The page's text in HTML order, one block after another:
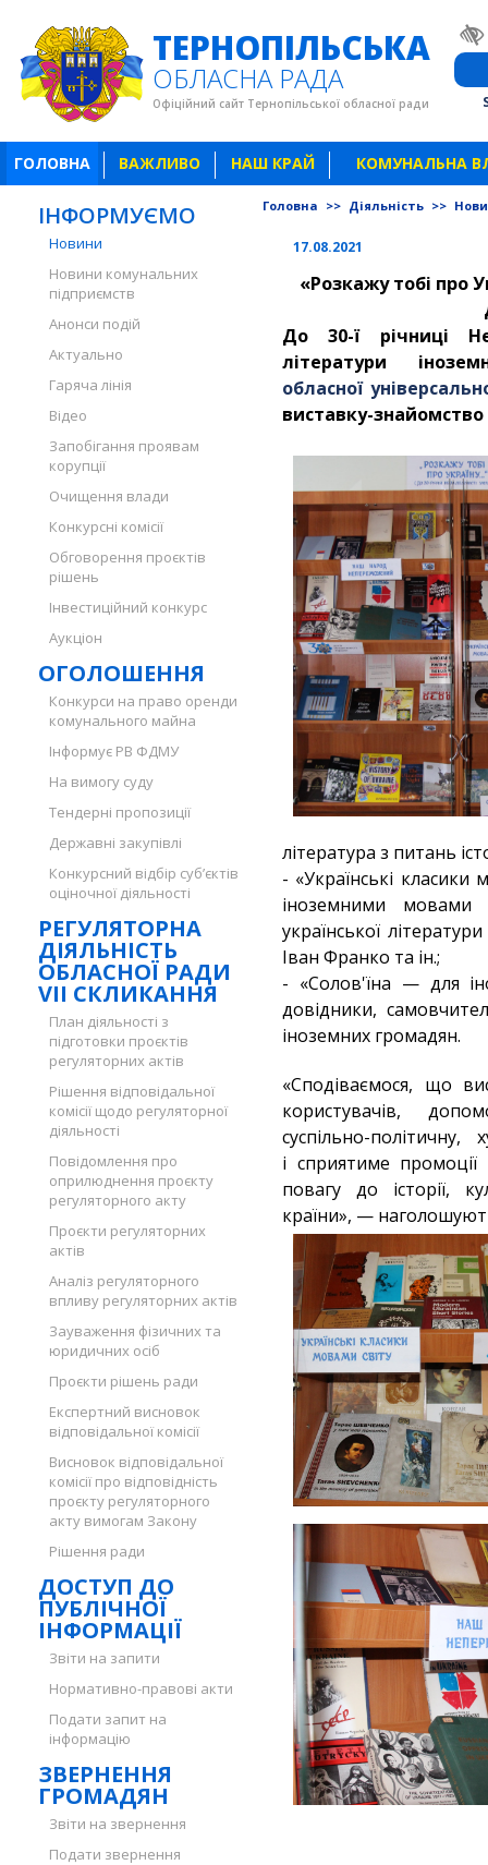
ТЕРНОПІЛЬСЬКА
ОБЛАСНА РАДА
Офіційний сайт Тернопільської обласної ради
ГОЛОВНА ВАЖЛИВО НАШ КРАЙ КОМУНАЛЬНА
ІНФОРМУЄМО
Новини
Новини комунальних
підприємств
Анонси подій
Актуально
Гаряча лінія
Відео
Запобігання проявам
корупції
Очищення влади
Конкурсні комісії
Обговорення проєктів
рішень
Інвестиційний конкурс
Аукціон
ОГОЛОШЕННЯ
Конкурси на право оренди
комунального майна
Інформує РВ ФДМУ
На вимогу суду
Тендерні пропозиції
Державні закупівлі
Конкурсний відбір суб’єктів
оціночної діяльності
РЕГУЛЯТОРНА
ДІЯЛЬНІСТЬ
ОБЛАСНОЇ РАДИ
VII СКЛИКАННЯ
План діяльності з
підготовки проєктів
регуляторних актів
Рішення відповідальної
комісії щодо регуляторної
діяльності
Повідомлення про
оприлюднення проєкту
регуляторного акту
Проєкти регуляторних
актів
Аналіз регуляторного
впливу регуляторних актів
Зауваження фізичних та
юридичних осіб
Проєкти рішень ради
Експертний висновок
відповідальної комісії
Висновок відповідальної
комісії про відповідність
проєкту регуляторного
акту вимогам Закону
Рішення ради
ДОСТУП ДО
ПУБЛІЧНОЇ
ІНФОРМАЦІЇ
Звіти на запити
Нормативно-правові акти
Подати запит на
інформацію
ЗВЕРНЕННЯ
ГРОМАДЯН
Звіти на звернення
Подати звернення
Головна >> Діяльність >>
17.08.2021
«Розкажу тобі про
До 30-ї річниці
літератури
обласної
виставку-
література з питань
- «Українські
іноземними мовами
української
Іван Франко та ін.;
- «Солов'їна — для
довідники,
іноземних громадян.
«Сподіваємося, що
користувачів,
суспільно-
і сприятиме
повагу до історії,
країни», —